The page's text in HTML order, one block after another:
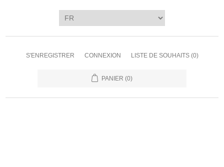
S'ENREGISTRER CONNEXION LISTE DE SOUHAITS (0)
PANIER (0)